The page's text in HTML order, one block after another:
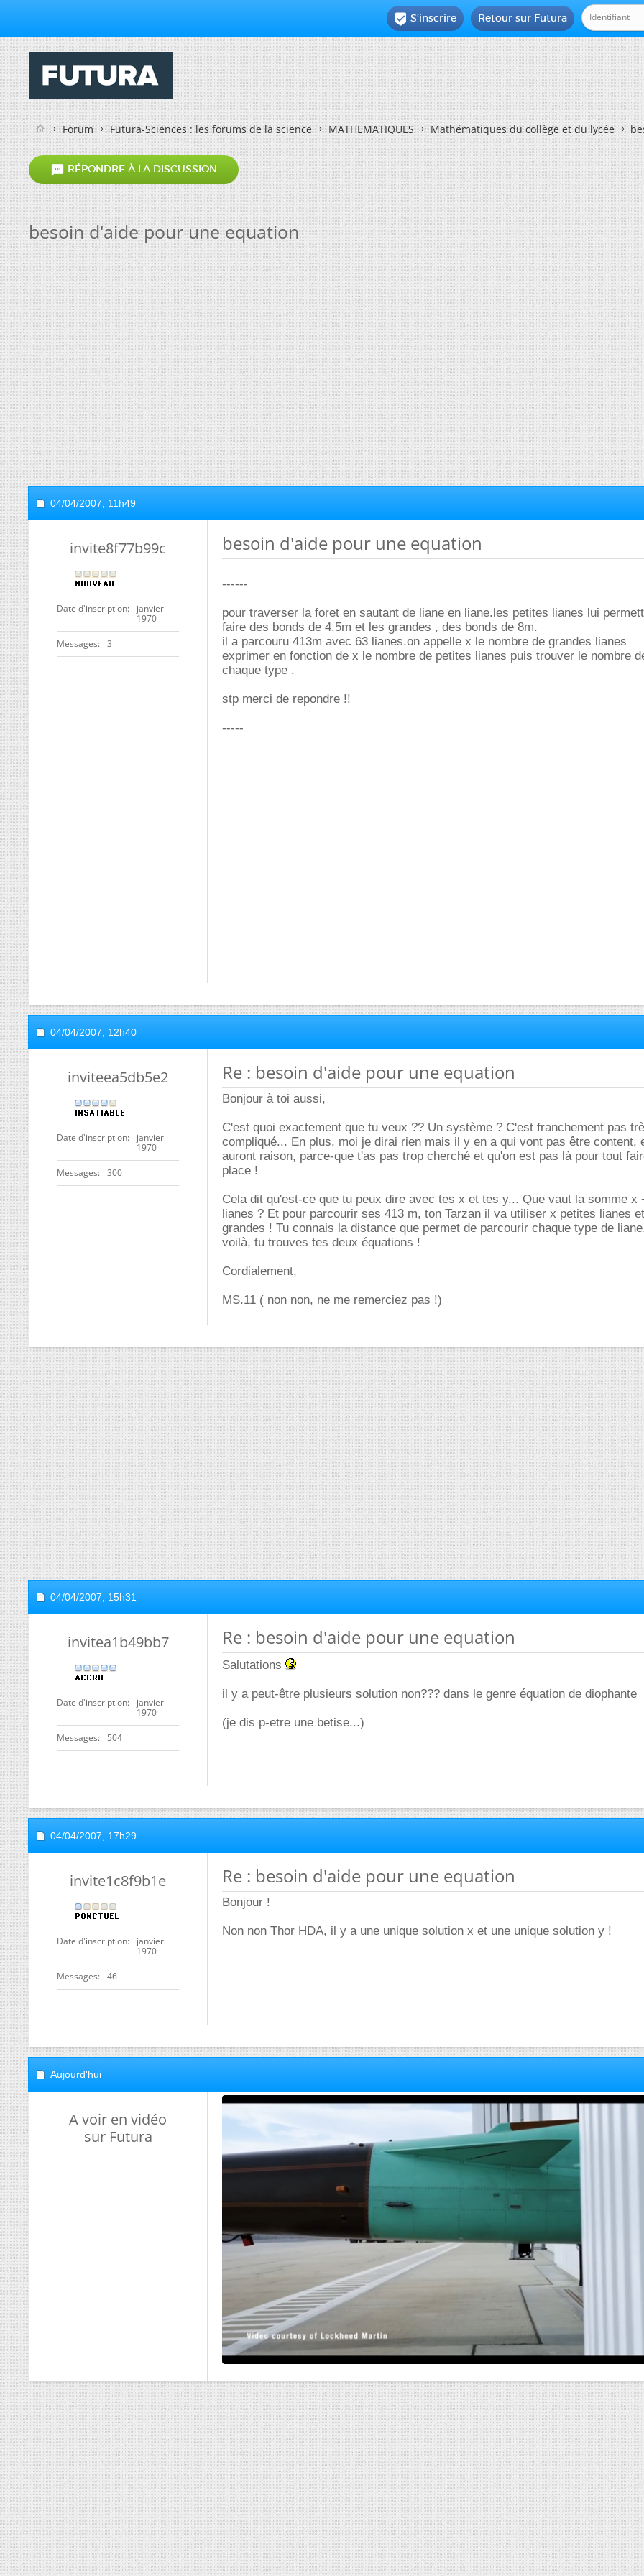
Retour sur Futura
 S'inscrire
Forum Futura-Sciences : les forums de la science MATHEMATIQUES Mathématiques du collège et du lycée
 RÉPONDRE À LA DISCUSSION
besoin d'aide pour une equation
04/04/2007, 11h49
invite8f77b99c
Date d'inscription
janvier
1970
Messages 3
besoin d'aide pour une equation
------
pour traverser la foret en sautant de liane en liane.les petites lianes lui
faire des bonds de 4.5m et les grandes , des bonds de 8m.
il a parcouru 413m avec 63 lianes.on appelle x le nombre de grandes lianes
exprimer en fonction de x le nombre de petites lianes puis trouver le nombre
chaque type .
stp merci de repondre !!
-----
04/04/2007, 12h40
inviteea5db5e2
Date d'inscription
janvier
1970
Messages 300
Re : besoin d'aide pour une equation
Bonjour à toi aussi,
C'est quoi exactement que tu veux ?? Un système ? C'est franchement pas
compliqué... En plus, moi je dirai rien mais il y en a qui vont pas être content,
auront raison, parce-que t'as pas trop cherché et qu'on est pas là pour tout
place !
Cela dit qu'est-ce que tu peux dire avec tes x et tes y... Que vaut la somme x
lianes ? Et pour parcourir ses 413 m, ton Tarzan il va utiliser x petites lianes
grandes ! Tu connais la distance que permet de parcourir chaque type de
voilà, tu trouves tes deux équations !
Cordialement,
MS.11 ( non non, ne me remerciez pas !)
04/04/2007, 15h31
invitea1b49bb7
Date d'inscription
janvier
1970
Messages 504
Re : besoin d'aide pour une equation
Salutations
il y a peut-être plusieurs solution non??? dans le genre équation de diophante
(je dis p-etre une betise...)
04/04/2007, 17h29
invite1c8f9b1e
Date d'inscription
janvier
1970
Messages 46
Re : besoin d'aide pour une equation
Bonjour !
Non non Thor HDA, il y a une unique solution x et une unique solution y !
Aujourd'hui
A voir en vidéo
sur Futura